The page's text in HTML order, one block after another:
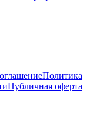
Политика
Публичная оферта